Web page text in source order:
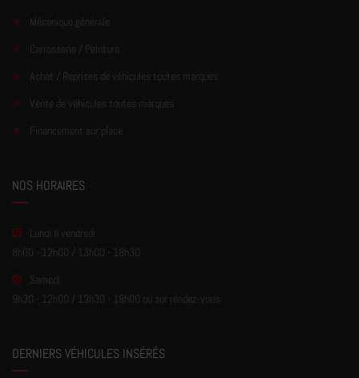
Mécanique générale
Carrosserie / Peinture
Achat / Reprises de véhicules toutes marques
Vente de véhicules toutes marques
Financement sur place
NOS HORAIRES
Lundi à vendredi
8h00 - 12h00 / 13h00 - 18h30
Samedi
9h30 - 12h00 / 13h30 - 18h00 ou sur rendez-vous
DERNIERS VÉHICULES INSÉRÉS